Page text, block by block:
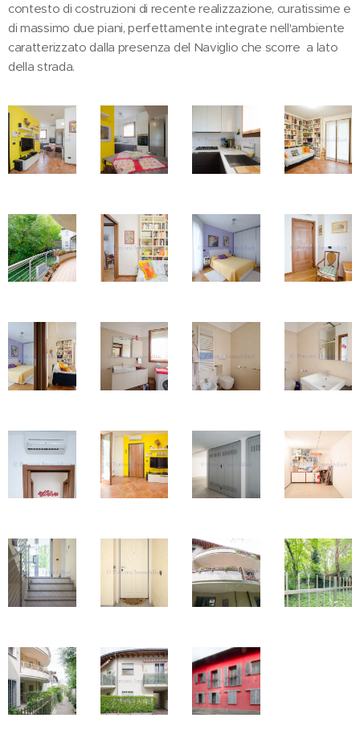
contesto di costruzioni di recente realizzazione, curatissime e
di massimo due piani, perfettamente integrate nell'ambiente
caratterizzato dalla presenza del Naviglio che scorre a lato
della strada.